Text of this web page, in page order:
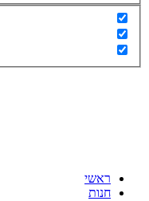
ראשי
חנות